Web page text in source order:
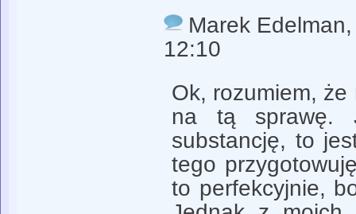
Marek Edelman
12:10
Ok, rozumiem,
na tą sprawę.
substancję, to
tego
to perfekcyjnie,